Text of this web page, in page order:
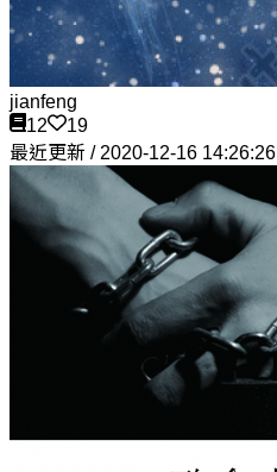
jianfeng
12
19
最近更新 / 2020-12-16 14:26:26